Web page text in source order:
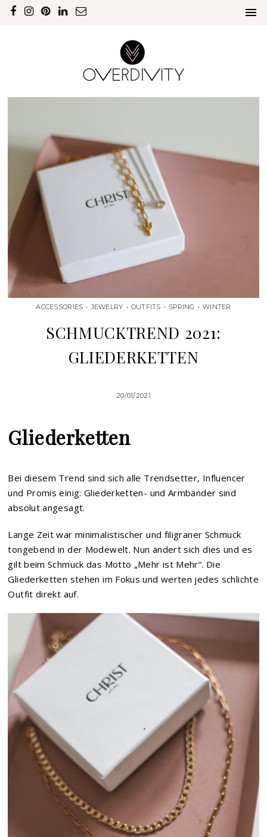
ACCESSORIES • JEWELRY • OUTFITS • SPRING • WINTER
SCHMUCKTREND 2021:
GLIEDERKETTEN
20/01/2021
Gliederketten
Bei diesem Trend sind sich alle Trendsetter, Influencer
und Promis einig: Gliederketten- und Armbänder sind
absolut angesagt.
Lange Zeit war minimalistischer und filigraner Schmuck
tongebend in der Modewelt. Nun ändert sich dies und es
gilt beim Schmuck das Motto „Mehr ist Mehr“. Die
Gliederketten stehen im Fokus und werten jedes schlichte
Outfit direkt auf.